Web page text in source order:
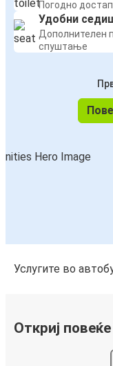
Погодно
Удобни
Дополнителен
спуштање
Услугите во
Откриј